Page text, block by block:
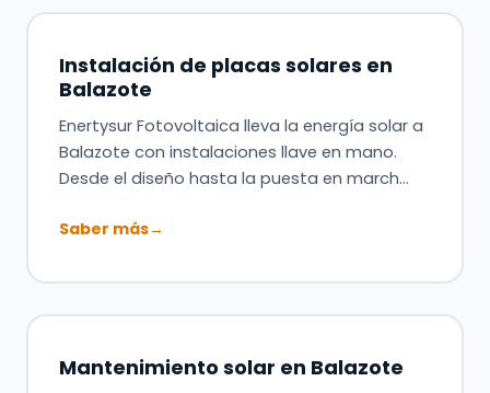
Instalación de placas solares en
Balazote
Enertysur Fotovoltaica lleva la energía solar a
Balazote con instalaciones llave en mano.
Desde el diseño hasta la puesta en march…
Saber más→
Mantenimiento solar en Balazote